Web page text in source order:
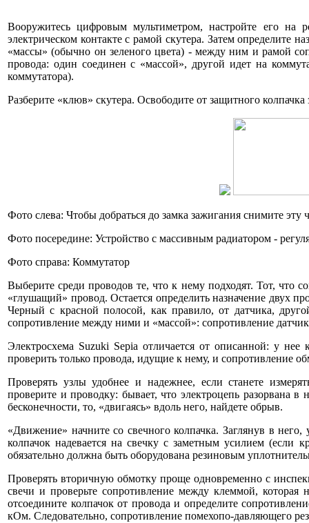
Вооружитесь цифровым мультиметром, настройте его на
электрическом контакте с рамой скутера. Затем определите
«массы» (обычно он зеленого цвета) - между ним и рамой
провода: один соединен с «массой», другой идет на
коммутатора).
Разберите «клюв» скутера. Освободите от защитного колпачка
Фото слева: Чтобы добраться до замка зажигания снимите эту
Фото посередине: Устройство с массивным радиатором -
Фото справа: Коммутатор
Выберите среди проводов те, что к нему подходят. Тот, что
«глушащий» провод. Остается определить назначение двух
Черный с красной полосой, как правило, от датчика,
сопротивление между ними и «массой»: сопротивление
Электросхема Suzuki Sepia отличается от описанной: у
проверить только провода, идущие к нему, и сопротивление
Проверять узлы удобнее и надежнее, если станете
проверите и проводку: бывает, что электроцепь разорвана
бесконечности, то, «двигаясь» вдоль него, найдете обрыв.
«Движение» начните со свечного колпачка. Заглянув в
колпачок надевается на свечку с заметным усилием (если
обязательно должна быть оборудована резиновым
Проверять вторичную обмотку проще одновременно с
свечи и проверьте сопротивление между клеммой,
отсоедините колпачок от провода и определите
кОм. Следовательно, сопротивление помехопо-давляющего